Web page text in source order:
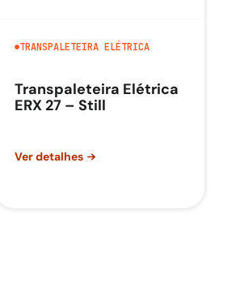
TRANSPALETEIRA ELÉTRICA
Transpaleteira Elétrica
ERX 27 – Still
Ver detalhes